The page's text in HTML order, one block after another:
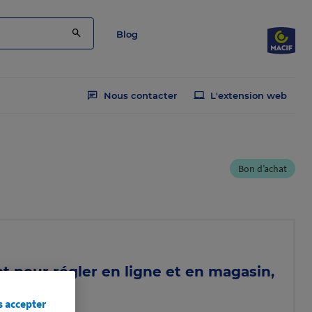
Blog
Nous contacter L'extension web
Bon d’achat
pour régler en ligne et en magasin,
accepter